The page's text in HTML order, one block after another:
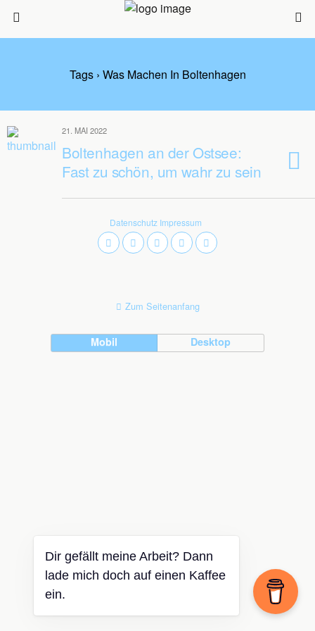
Tags › Was Machen In Boltenhagen
21. MAI 2022
Boltenhagen an der Ostsee:
Fast zu schön, um wahr zu sein
Datenschutz Impressum
Zum Seitenanfang
Mobil Desktop
Dir gefällt meine Arbeit? Dann
lade mich doch auf einen Kaffee
ein.